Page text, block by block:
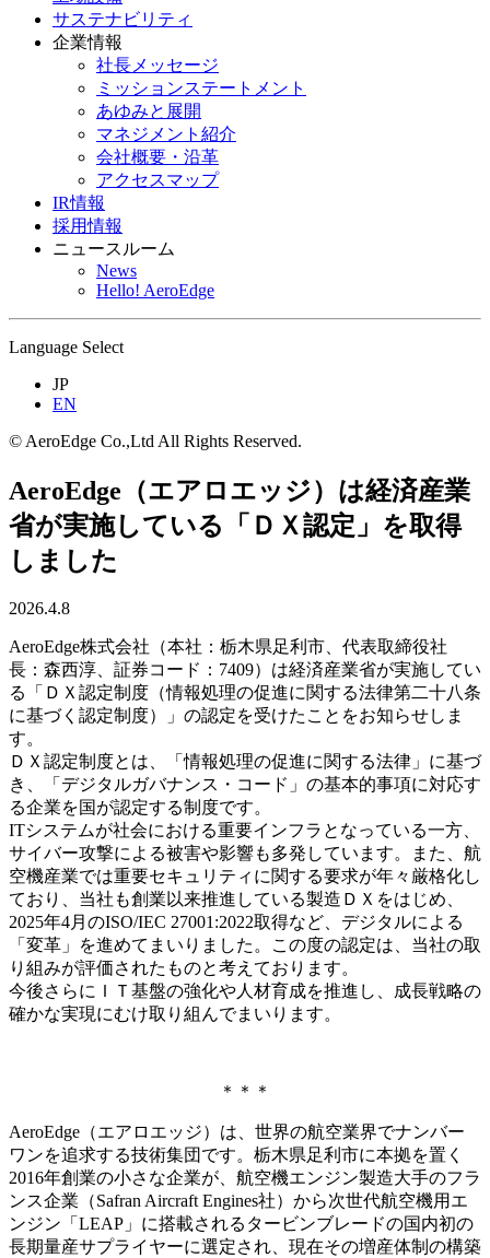
サステナビリティ
企業情報
社長メッセージ
ミッションステートメント
あゆみと展開
マネジメント紹介
会社概要・沿革
アクセスマップ
IR情報
採用情報
ニュースルーム
News
Hello! AeroEdge
Language Select
JP
EN
© AeroEdge Co.,Ltd All Rights Reserved.
AeroEdge（エアロエッジ）は経済産業
省が実施している「ＤＸ認定」を取得
しました
2026.4.8
AeroEdge株式会社（本社：栃木県足利市、代表取締役社
長：森西淳、証券コード：7409）は経済産業省が実施してい
る「ＤＸ認定制度（情報処理の促進に関する法律第二十八条
に基づく認定制度）」の認定を受けたことをお知らせしま
す。
ＤＸ認定制度とは、「情報処理の促進に関する法律」に基づ
き、「デジタルガバナンス・コード」の基本的事項に対応す
る企業を国が認定する制度です。
ITシステムが社会における重要インフラとなっている一方、
サイバー攻撃による被害や影響も多発しています。また、航
空機産業では重要セキュリティに関する要求が年々厳格化し
ており、当社も創業以来推進している製造ＤＸをはじめ、
2025年4月のISO/IEC 27001:2022取得など、デジタルによる
「変革」を進めてまいりました。この度の認定は、当社の取
り組みが評価されたものと考えております。
今後さらにＩＴ基盤の強化や人材育成を推進し、成長戦略の
確かな実現にむけ取り組んでまいります。
＊＊＊
AeroEdge（エアロエッジ）は、世界の航空業界でナンバー
ワンを追求する技術集団です。栃木県足利市に本拠を置く
2016年創業の小さな企業が、航空機エンジン製造大手のフラ
ンス企業（Safran Aircraft Engines社）から次世代航空機用エ
ンジン「LEAP」に搭載されるタービンブレードの国内初の
長期量産サプライヤーに選定され、現在その増産体制の構築